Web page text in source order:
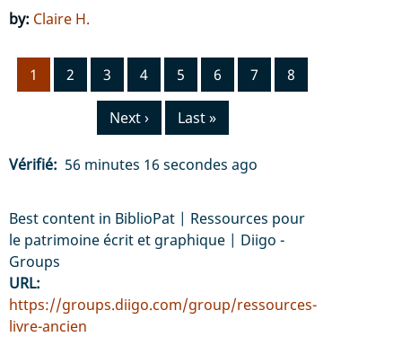
by: Claire H.
Page
courante
1 Page
2 Page
3 Page
4 Page
5 Page
6 Page
7 Page
8
Page
suivante
Next ›
Dernière
page
Last »
Vérifié 56 minutes 16 secondes ago
Best content in BiblioPat | Ressources pour
le patrimoine écrit et graphique | Diigo -
Groups
URL
https://groups.diigo.com/group/ressources-
livre-ancien